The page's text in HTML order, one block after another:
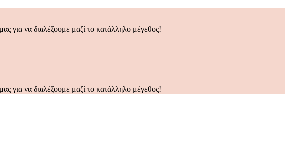
για να διαλέξουμε μαζί το κατάλληλο μέγεθος!
για να διαλέξουμε μαζί το κατάλληλο μέγεθος!